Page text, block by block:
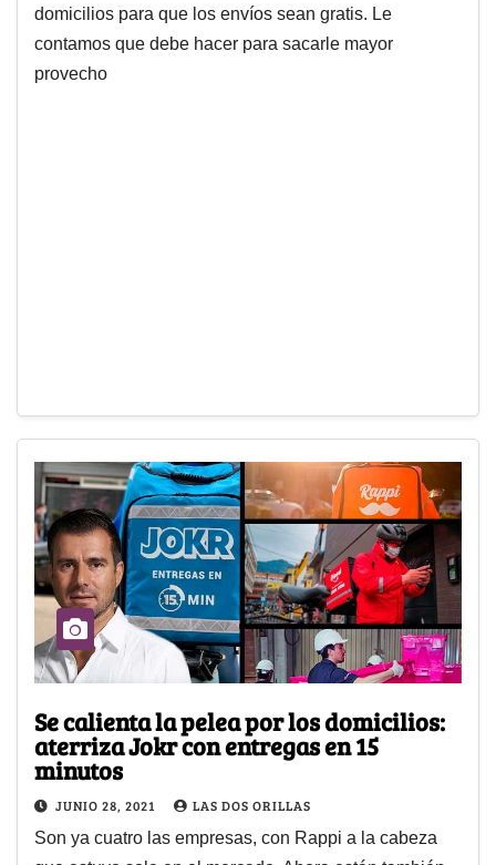
domicilios para que los envíos sean gratis. Le
contamos que debe hacer para sacarle mayor
provecho
Se calienta la pelea por los domicilios:
aterriza Jokr con entregas en 15
minutos
JUNIO 28, 2021 LAS DOS ORILLAS
Son ya cuatro las empresas, con Rappi a la cabeza